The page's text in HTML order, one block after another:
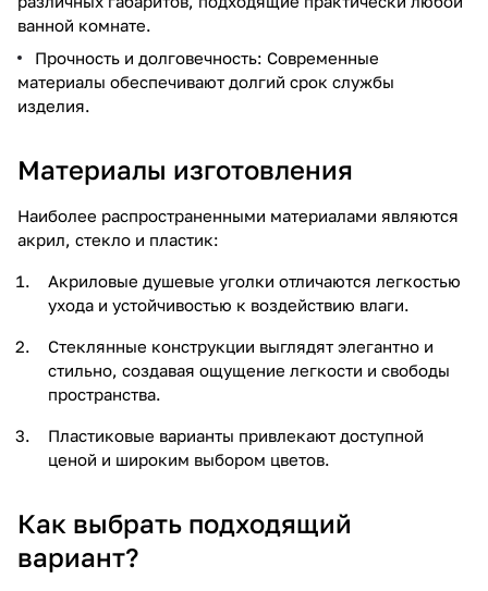
ванной комнате.
Прочность и долговечность: Современные
материалы обеспечивают долгий срок службы
изделия.
Материалы изготовления
Наиболее распространенными материалами являются
акрил, стекло и пластик:
Акриловые душевые уголки отличаются легкостью
ухода и устойчивостью к воздействию влаги.
Стеклянные конструкции выглядят элегантно и
стильно, создавая ощущение легкости и свободы
пространства.
Пластиковые варианты привлекают доступной
ценой и широким выбором цветов.
Как выбрать подходящий
вариант?